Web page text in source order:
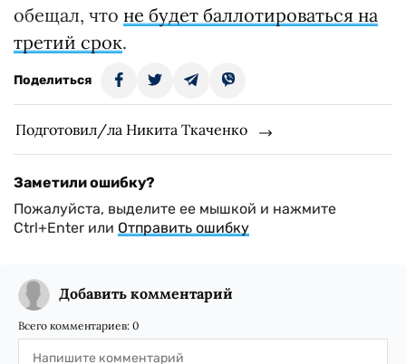
обещал, что не будет баллотироваться на
третий срок.
Поделиться
Подготовил/ла Никита Ткаченко
Заметили ошибку?
Пожалуйста, выделите ее мышкой и нажмите
Ctrl+Enter или Отправить ошибку
Добавить комментарий
Всего комментариев: 0